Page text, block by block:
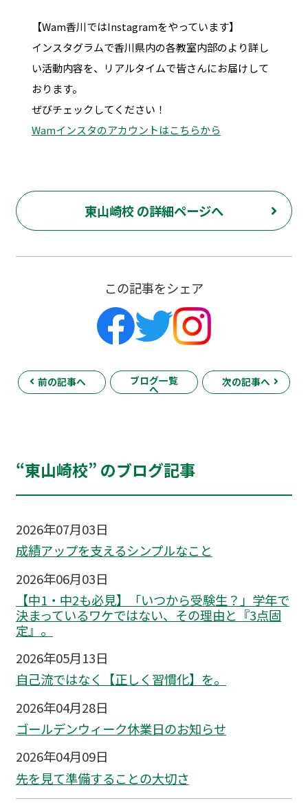
【Wam香川ではInstagramをやっています】
インスタグラムで香川県内の各教室内部のより詳し
い活動内容を、リアルタイムで皆さんにお届けして
おります。
ぜびチェックしてください！
Wamインスタのアカウントはこちらから
東山崎校 の詳細ページへ
この記事をシェア
前の記事へ ブログ一覧
へ
次の記事へ
“東山崎校” のブログ記事
2026年07月03日
成績アップを支えるシンプルなこと
2026年06月03日
【中1・中2も必見】「いつから受験生？」学年で
決まっているワケではない、その理由と『3点固
定』。
2026年05月13日
自己流ではなく【正しく習慣化】を。
2026年04月28日
ゴールデンウィーク休業日のお知らせ
2026年04月09日
先を見て準備することの大切さ